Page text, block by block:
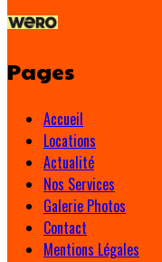
Pages
Accueil
Locations
Actualité
Nos Services
Galerie Photos
Contact
Mentions Légales